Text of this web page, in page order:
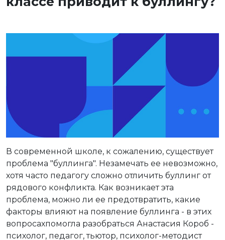
В современной школе, к сожалению, существует
проблема "буллинга". Незамечать ее невозможно,
хотя часто педагогу сложно отличить буллинг от
рядового конфликта. Как возникает эта
проблема, можно ли ее предотвратить, какие
факторы влияют на появление буллинга - в этих
вопросахпомогла разобраться Анастасия Короб -
психолог, педагог, тьютор, психолог-методист